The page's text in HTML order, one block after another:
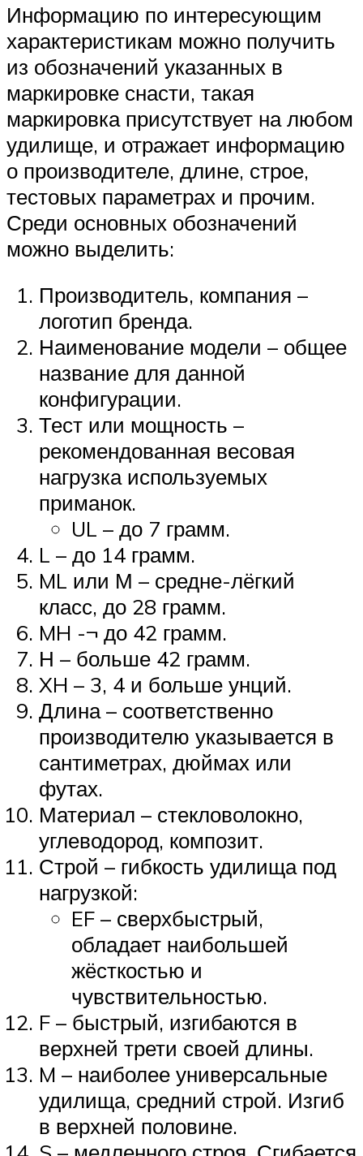
Информацию по интересующим
характеристикам можно получить
из обозначений указанных в
маркировке снасти, такая
маркировка присутствует на любом
удилище, и отражает информацию
о производителе, длине, строе,
тестовых параметрах и прочим.
Среди основных обозначений
можно выделить:
Производитель, компания –
логотип бренда.
Наименование модели – общее
название для данной
конфигурации.
Тест или мощность –
рекомендованная весовая
нагрузка используемых
приманок.
UL – до 7 грамм.
L – до 14 грамм.
ML или М – средне-лёгкий
класс, до 28 грамм.
MH -¬ до 42 грамм.
Н – больше 42 грамм.
XH – 3, 4 и больше унций.
Длина – соответственно
производителю указывается в
сантиметрах, дюймах или
футах.
Материал – стекловолокно,
углеводород, композит.
Строй – гибкость удилища под
нагрузкой:
EF – сверхбыстрый,
обладает наибольшей
жёсткостью и
чувствительностью.
F – быстрый, изгибаются в
верхней трети своей длины.
M – наиболее универсальные
удилища, средний строй. Изгиб
в верхней половине.